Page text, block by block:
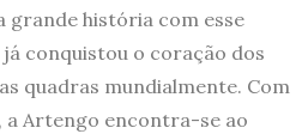
grande história com esse
conquistou o coração dos
quadras mundialmente. Com
a Artengo encontra-se ao